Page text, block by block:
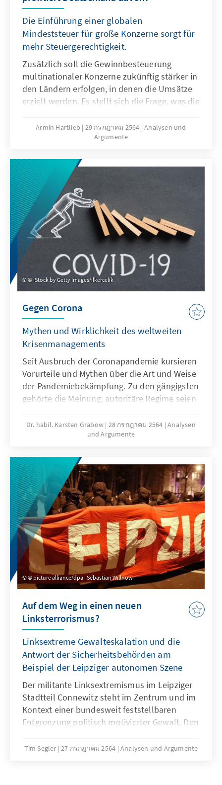
Die Einführung einer globalen
Mindeststeuer für große Konzerne sorgt für
mehr Steuergerechtigkeit.
Zusätzlich soll die Gewinnbesteuerung
multinationaler Konzerne zukünftig stärker in
den Ländern erfolgen, in denen die Umsätze
erzielt werden. Es stellt sich die Frage, was die
bedeuten werden?
Armin Hartlieb 29 กรกฎาคม 2564 Analysen und
Argumente
© iStock by Getty Images/ilkercelik
Gegen Corona
Mythen und Wirklichkeit des weltweiten
Krisenmanagements
Seit Ausbruch der Coronapandemie kursieren
Vorurteile und Mythen über die Art und Weise
der Pandemiebekämpfung. Zu den gängigsten
gehörte die Meinung, autoritäre Regime seien
folgenden Analysen & Argumente wird jedoch
gezeigt: Es gibt keine Belege dafür, dass
bekämpfen konnten als Demokratien. Das
beste Coronamanagement zeigen Staaten, in
denen Rechtsstaatlichkeit und
Gewaltenteilung respektiert worden sind.
Dr. habil. Karsten Grabow 28 กรกฎาคม 2564 Analysen
und Argumente
© picture alliance/dpa | Sebastian Willnow
Auf dem Weg in einen neuen
Linksterrorismus?
Linksextreme Gewalteskalation und die
Antwort der Sicherheitsbehörden am
Beispiel der Leipziger autonomen Szene
Der militante Linksextremismus im Leipziger
Stadtteil Connewitz steht im Zentrum und im
Kontext einer bundesweit feststellbaren
Entgrenzung politisch motivierter Gewalt. Den
wachsende Anzahl gewaltbereiter
Tim Segler 27 กรกฎาคม 2564 Analysen und Argumente